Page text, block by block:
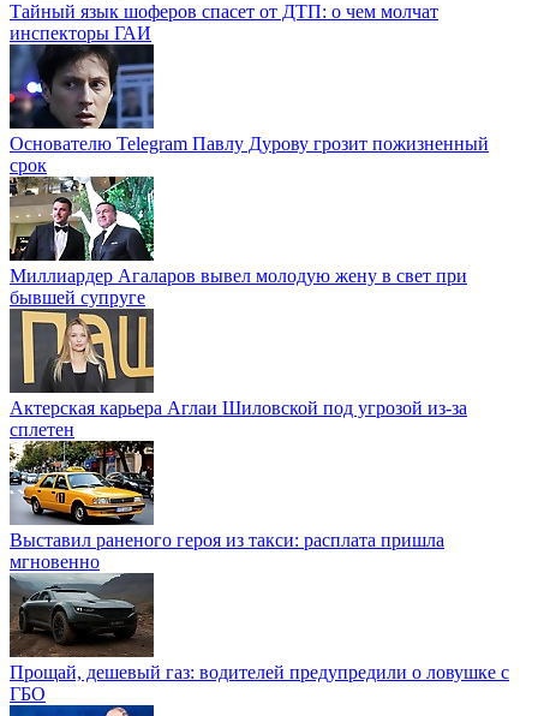
Тайный язык шоферов спасет от ДТП: о чем молчат
инспекторы ГАИ
Основателю Telegram Павлу Дурову грозит пожизненный
срок
Миллиардер Агаларов вывел молодую жену в свет при
бывшей супруге
Актерская карьера Аглаи Шиловской под угрозой из-за
сплетен
Выставил раненого героя из такси: расплата пришла
мгновенно
Прощай, дешевый газ: водителей предупредили о ловушке с
ГБО